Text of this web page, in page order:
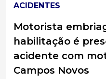
JOAÇABA
Equipe do Abrigo
Bruno participa
qualificar
adolescentes